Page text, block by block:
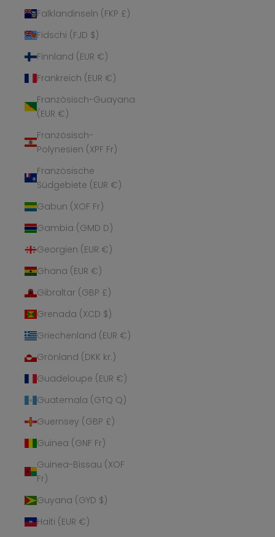
Falklandinseln (FKP £)
Fidschi (FJD $)
Finnland (EUR €)
Frankreich (EUR €)
Französisch-Guayana
(EUR €)
Französisch-
Polynesien (XPF Fr)
Französische
Südgebiete (EUR €)
Gabun (XOF Fr)
Gambia (GMD D)
Georgien (EUR €)
Ghana (EUR €)
Gibraltar (GBP £)
Grenada (XCD $)
Griechenland (EUR €)
Grönland (DKK kr.)
Guadeloupe (EUR €)
Guatemala (GTQ Q)
Guernsey (GBP £)
Guinea (GNF Fr)
Guinea-Bissau (XOF
Fr)
Guyana (GYD $)
Haiti (EUR €)